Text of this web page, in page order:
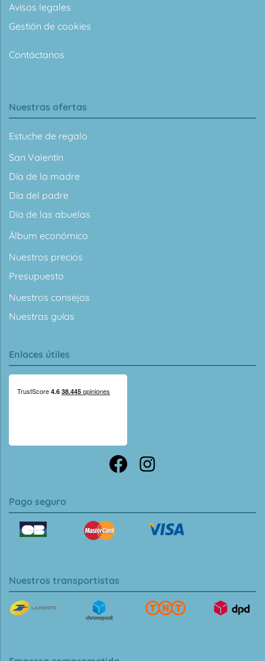
Avisos legales
Gestión de cookies
Contáctanos
Nuestras ofertas
Estuche de regalo
San Valentín
Día de la madre
Día del padre
Día de las abuelas
Álbum económico
Nuestros precios
Presupuesto
Nuestros consejos
Nuestras guías
Enlaces útiles
Pago seguro
Nuestros transportistas